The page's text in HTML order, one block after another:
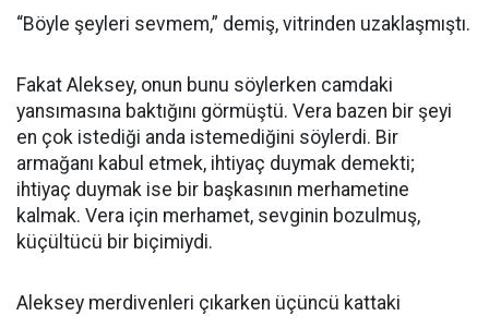
“Böyle şeyleri sevmem,” demiş, vitrinden uzaklaşmıştı.
Fakat Aleksey, onun bunu söylerken camdaki
yansımasına baktığını görmüştü. Vera bazen bir şeyi
en çok istediği anda istemediğini söylerdi. Bir
armağanı kabul etmek, ihtiyaç duymak demekti;
ihtiyaç duymak ise bir başkasının merhametine
kalmak. Vera için merhamet, sevginin bozulmuş,
küçültücü bir biçimiydi.
Aleksey merdivenleri çıkarken üçüncü kattaki